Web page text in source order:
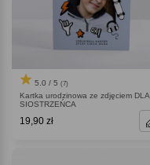
5.0 / 5 (7)
Kartka urodzinowa ze zdjęciem DLA
SIOSTRZEŃCA
19,90 zł